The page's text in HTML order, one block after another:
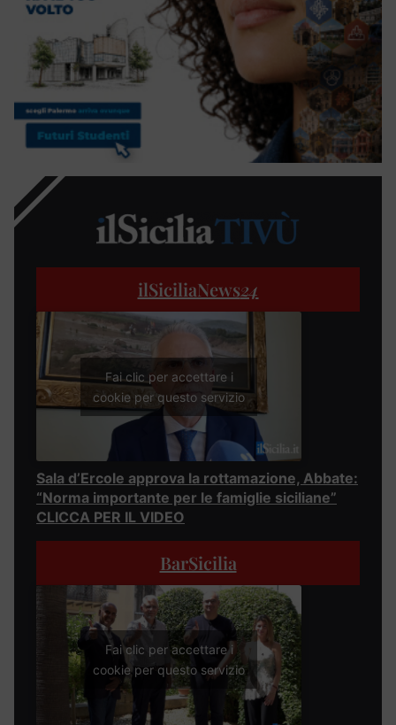
ilSiciliaNews24
Fai clic per accettare i
cookie per questo servizio
Sala d’Ercole approva la rottamazione, Abbate:
“Norma importante per le famiglie siciliane”
CLICCA PER IL VIDEO
BarSicilia
Fai clic per accettare i
cookie per questo servizio